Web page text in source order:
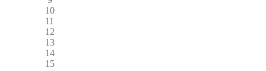
10
11
12
13
14
15